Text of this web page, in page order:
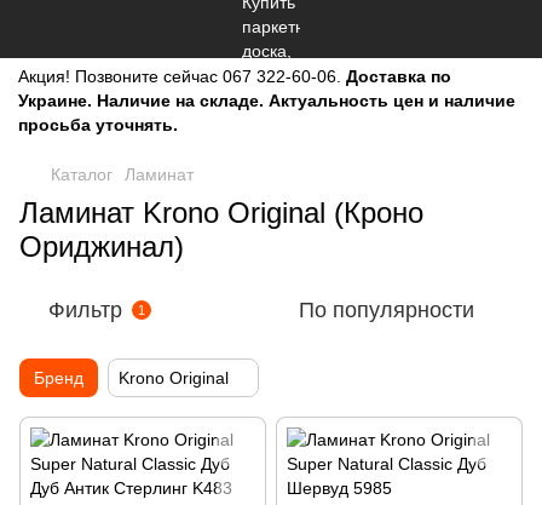
Акция! Позвоните сейчас 067 322-60-06. Доставка по
Украине. Наличие на складе. Актуальность цен и наличие
просьба уточнять.
Каталог Ламинат
Ламинат Krono Original (Кроно
Ориджинал)
Фильтр 1 По популярности
Бренд Krono Original